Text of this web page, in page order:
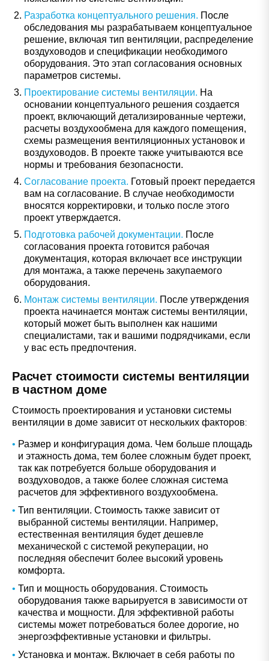
Разработка концептуального решения. После
обследования мы разрабатываем концептуальное
решение, включая тип вентиляции, распределение
воздуховодов и спецификации необходимого
оборудования. Это этап согласования основных
параметров системы.
Проектирование системы вентиляции. На
основании концептуального решения создается
проект, включающий детализированные чертежи,
расчеты воздухообмена для каждого помещения,
схемы размещения вентиляционных установок и
воздуховодов. В проекте также учитываются все
нормы и требования безопасности.
Согласование проекта. Готовый проект передается
вам на согласование. В случае необходимости
вносятся корректировки, и только после этого
проект утверждается.
Подготовка рабочей документации. После
согласования проекта готовится рабочая
документация, которая включает все инструкции
для монтажа, а также перечень закупаемого
оборудования.
Монтаж системы вентиляции. После утверждения
проекта начинается монтаж системы вентиляции,
который может быть выполнен как нашими
специалистами, так и вашими подрядчиками, если
у вас есть предпочтения.
Расчет стоимости системы вентиляции
в частном доме
Стоимость проектирования и установки системы
вентиляции в доме зависит от нескольких факторов:
Размер и конфигурация дома. Чем больше площадь
и этажность дома, тем более сложным будет проект,
так как потребуется больше оборудования и
воздуховодов, а также более сложная система
расчетов для эффективного воздухообмена.
Тип вентиляции. Стоимость также зависит от
выбранной системы вентиляции. Например,
естественная вентиляция будет дешевле
механической с системой рекуперации, но
последняя обеспечит более высокий уровень
комфорта.
Тип и мощность оборудования. Стоимость
оборудования также варьируется в зависимости от
качества и мощности. Для эффективной работы
системы может потребоваться более дорогие, но
энергоэффективные установки и фильтры.
Установка и монтаж. Включает в себя работы по